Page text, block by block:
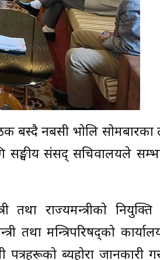
बस्दै नबसी भोलि सोमबारका
सङ्घीय संसद् सचिवालयले
तथा राज्यमन्त्रीको
तथा मन्त्रिपरिषद्को
पत्रहरूको ब्यहोरा जानकारी